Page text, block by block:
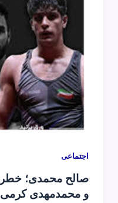
اجتماعی
صالح محمدی؛ خطر
و محمدمهدی کرمی